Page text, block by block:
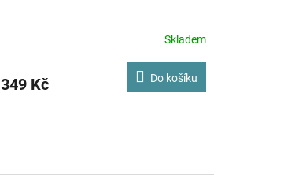
Skladem
349 Kč Do košíku